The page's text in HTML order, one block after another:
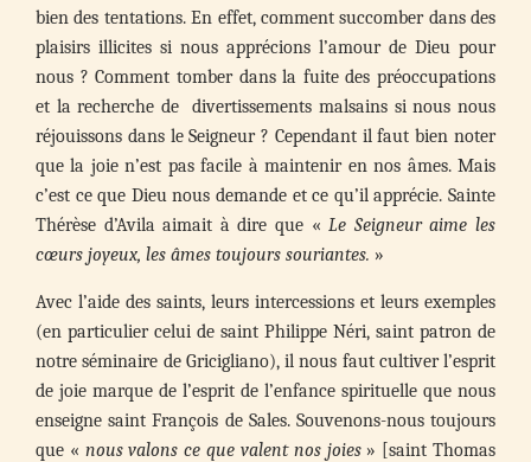
bien des tentations. En effet, comment succomber dans des
plaisirs illicites si nous apprécions l’amour de Dieu pour
nous ? Comment tomber dans la fuite des préoccupations
et la recherche de divertissements malsains si nous nous
réjouissons dans le Seigneur ? Cependant il faut bien noter
que la joie n’est pas facile à maintenir en nos âmes. Mais
c’est ce que Dieu nous demande et ce qu’il apprécie. Sainte
Thérèse d’Avila aimait à dire que «Le Seigneuraime les
cœurs joyeux, les âmes toujours souriantes. »
Avec l’aide des saints, leurs intercessions et leurs exemples
(en particulier celui de saint Philippe Néri, saint patron de
notre séminaire de Gricigliano), il nous faut cultiver l’esprit
de joie marque de l’esprit de l’enfance spirituelle que nous
enseigne saint François de Sales. Souvenons-nous toujours
que « nous valons ce que valent nos joies» [saint Thomas